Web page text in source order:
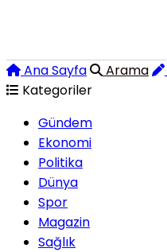
Ana Sayfa Arama
Kategoriler
Gündem
Ekonomi
Politika
Dünya
Spor
Magazin
Sağlık